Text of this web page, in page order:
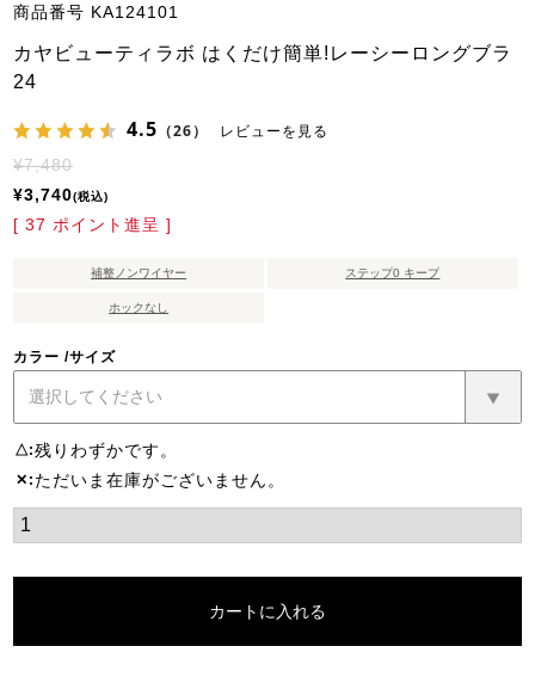
商品番号 KA124101
カヤビューティラボ はくだけ簡単!レーシーロングブラ
24
4.5 （26） レビューを見る
¥7,480
¥3,740 税込
[ 37 ポイント進呈 ]
補整ノンワイヤー ステップ0 キープ
ホックなし
カラー サイズ
△ 残りわずかです。
✕ ただいま在庫がございません。
カートに入れる